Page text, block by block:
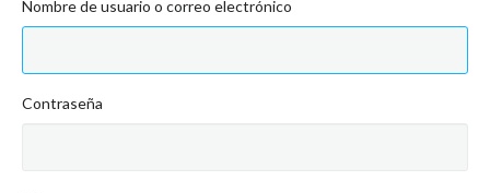
Nombre de usuario o correo electrónico
Contraseña